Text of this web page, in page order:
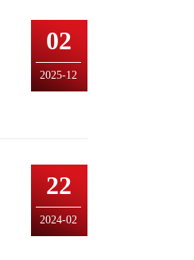
02
2025-12
22
2024-02